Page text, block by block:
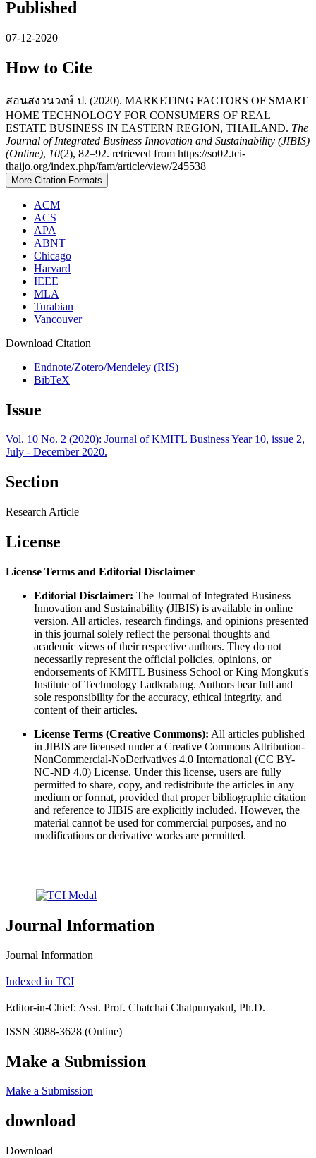
Published
07-12-2020
How to Cite
สอนสงวนวงษ์ ป. (2020). MARKETING FACTORS OF SMART
HOME TECHNOLOGY FOR CONSUMERS OF REAL
ESTATE BUSINESS IN EASTERN REGION, THAILAND. The
Journal of Integrated Business Innovation and Sustainability (JIBIS)
(Online), 10(2), 82–92. retrieved from https://so02.tci-
thaijo.org/index.php/fam/article/view/245538
More Citation Formats
ACM
ACS
APA
ABNT
Chicago
Harvard
IEEE
MLA
Turabian
Vancouver
Download Citation
Endnote/Zotero/Mendeley (RIS)
BibTeX
Issue
Vol. 10 No. 2 (2020): Journal of KMITL Business Year 10, issue 2,
July - December 2020.
Section
Research Article
License
License Terms and Editorial Disclaimer
Editorial Disclaimer: The Journal of Integrated Business
Innovation and Sustainability (JIBIS) is available in online
version. All articles, research findings, and opinions presented
in this journal solely reflect the personal thoughts and
academic views of their respective authors. They do not
necessarily represent the official policies, opinions, or
endorsements of KMITL Business School or King Mongkut's
Institute of Technology Ladkrabang. Authors bear full and
sole responsibility for the accuracy, ethical integrity, and
content of their articles.
License Terms (Creative Commons): All articles published
in JIBIS are licensed under a Creative Commons Attribution-
NonCommercial-NoDerivatives 4.0 International (CC BY-
NC-ND 4.0) License. Under this license, users are fully
permitted to share, copy, and redistribute the articles in any
medium or format, provided that proper bibliographic citation
and reference to JIBIS are explicitly included. However, the
material cannot be used for commercial purposes, and no
modifications or derivative works are permitted.
Journal Information
Journal Information
Indexed in TCI
Editor-in-Chief: Asst. Prof. Chatchai Chatpunyakul, Ph.D.
ISSN 3088-3628 (Online)
Make a Submission
Make a Submission
download
Download